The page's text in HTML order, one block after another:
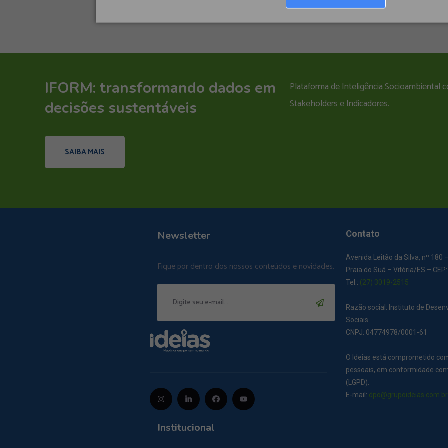
IFORM: transformando dados em
decisões sustentáveis
Plataforma de Inteligência Socioambiental
Stakeholders e Indicadores.
SAIBA MAIS
Newsletter
Fique por dentro dos nossos conteúdos e novidades.
Institucional
Contato
Avenida Leitão da Silva, nº 180
Praia do Suá – Vitória/ES –
Tel.: (27) 3019-2515
Razão social: Instituto de
Sociais
CNPJ: 04774978/0001-61
O Ideias está comprometido
pessoais, em conformidade
(LGPD).
E-mail: dpo@grupoideias.com.br